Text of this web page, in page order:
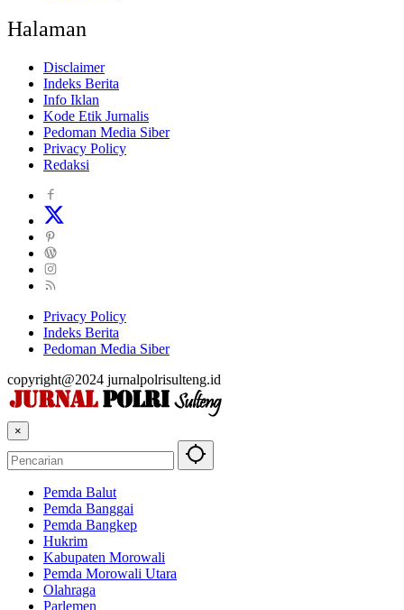
Halaman
Disclaimer
Indeks Berita
Info Iklan
Kode Etik Jurnalis
Pedoman Media Siber
Privacy Policy
Redaksi
Privacy Policy
Indeks Berita
Pedoman Media Siber
copyright@2024 jurnalpolrisulteng.id
×
Pemda Balut
Pemda Banggai
Pemda Bangkep
Hukrim
Kabupaten Morowali
Pemda Morowali Utara
Olahraga
Parlemen